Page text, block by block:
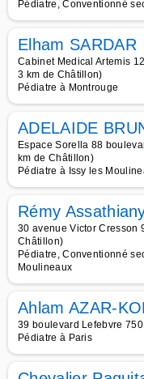
Pédiatre, Conventionné
Elham SARDAR
Cabinet Medical Artemis
3 km de Châtillon)
Pédiatre à Montrouge
ADELAIDE
Espace Sorella 88
km de Châtillon)
Pédiatre à Issy les
Rémy
30 avenue Victor Cresson
Châtillon)
Pédiatre, Conventionné
Moulineaux
Ahlam AZAR-
39 boulevard Lefebvre
Pédiatre à Paris